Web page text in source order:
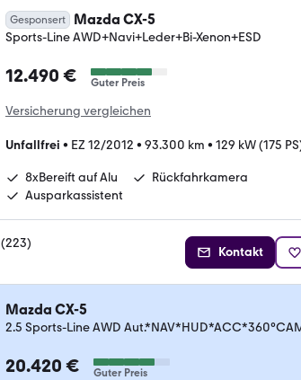
Gesponsert Mazda CX-5
Sports-Line AWD+Navi+Leder+Bi-Xenon+ESD
12.490 € Guter Preis
Versicherung vergleichen
Unfallfrei • EZ 12/2012 • 93.300 km • 129 kW (175
8xBereift auf Alu
Rückfahrkamera
Ausparkassistent
(223)
Kontakt
Mazda CX-5
2.5 Sports-Line AWD
20.420 € Guter Preis